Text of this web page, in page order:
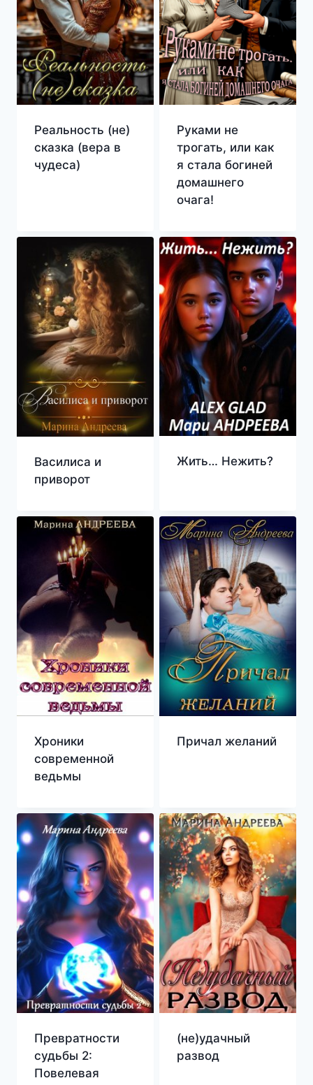
Реальность (не)
сказка (вера в
чудеса)
Руками не
трогать, или как
я стала богиней
домашнего
очага!
Василиса и
приворот
Жить… Нежить?
Хроники
современной
ведьмы
Причал желаний
Превратности
судьбы 2:
Повелевая
(не)удачный
развод